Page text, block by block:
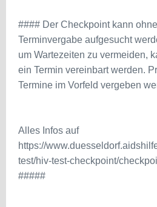
#### Der Checkpoint kann
Terminvergabe aufgesucht
um Wartezeiten zu vermeiden,
ein Termin vereinbart werden.
Termine im Vorfeld vergeben
Alles Infos auf
https://
test/hiv-test-checkpoint/
#####